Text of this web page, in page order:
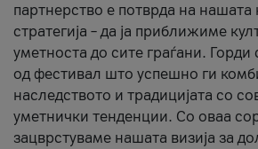
партнерство е потврда на нашата
стратегија – да ја приближиме
уметноста до сите граѓани.
од фестивал што успешно ги
наследството и традицијата со
уметнички тенденции. Со оваа
зацврстуваме нашата визија за